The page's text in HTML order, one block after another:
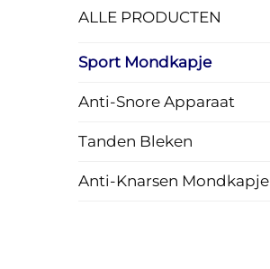
ALLE PRODUCTEN
Sport Mondkapje
Anti-Snore Apparaat
Tanden Bleken
Anti-Knarsen Mondkapje